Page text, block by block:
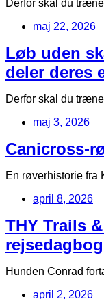
Derfor skal du
maj 22, 2026
Løb uden
deler deres
Derfor skal du
maj 3, 2026
Canicross-
En røverhistorie
april 8, 2026
THY Trails
rejsedagbog
Hunden Conrad
april 2, 2026